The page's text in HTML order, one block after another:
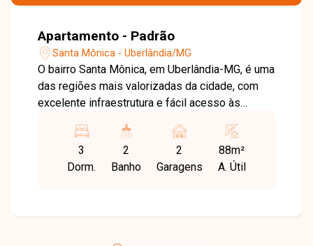
Apartamento - Padrão
Santa Mônica - Uberlândia/MG
O bairro Santa Mônica, em Uberlândia-MG, é uma
das regiões mais valorizadas da cidade, com
excelente infraestrutura e fácil acesso às
universidades, supermercados, escolas,
farmácias, restaurantes e diversos serviços,
proporcionando praticidade e qualidade de vida.
3
Dorm.
2
Banho
2
Garagens
88m²
A. Útil